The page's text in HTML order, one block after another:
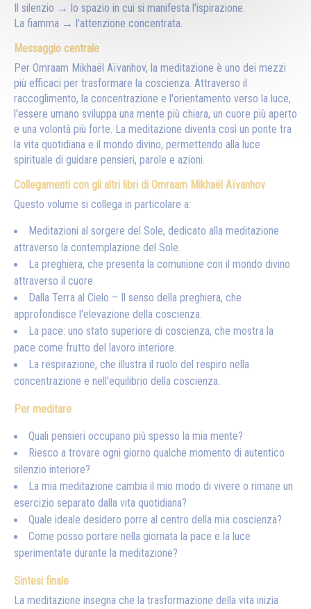
Il silenzio → lo spazio in cui si manifesta l'ispirazione.
La fiamma → l'attenzione concentrata.
Messaggio centrale
Per Omraam Mikhaël Aïvanhov, la meditazione è uno dei mezzi
più efficaci per trasformare la coscienza. Attraverso il
raccoglimento, la concentrazione e l'orientamento verso la luce,
l'essere umano sviluppa una mente più chiara, un cuore più aperto
e una volontà più forte. La meditazione diventa così un ponte tra
la vita quotidiana e il mondo divino, permettendo alla luce
spirituale di guidare pensieri, parole e azioni.
Collegamenti con gli altri libri di Omraam Mikhaël Aïvanhov
Questo volume si collega in particolare a:
Meditazioni al sorgere del Sole, dedicato alla meditazione
attraverso la contemplazione del Sole.
La preghiera, che presenta la comunione con il mondo divino
attraverso il cuore.
Dalla Terra al Cielo – Il senso della preghiera, che
approfondisce l'elevazione della coscienza.
La pace: uno stato superiore di coscienza, che mostra la
pace come frutto del lavoro interiore.
La respirazione, che illustra il ruolo del respiro nella
concentrazione e nell'equilibrio della coscienza.
Per meditare
Quali pensieri occupano più spesso la mia mente?
Riesco a trovare ogni giorno qualche momento di autentico
silenzio interiore?
La mia meditazione cambia il mio modo di vivere o rimane un
esercizio separato dalla vita quotidiana?
Quale ideale desidero porre al centro della mia coscienza?
Come posso portare nella giornata la pace e la luce
sperimentate durante la meditazione?
Sintesi finale
La meditazione insegna che la trasformazione della vita inizia